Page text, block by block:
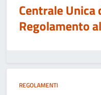
Centrale
Regolamento
REGOLAMENTI